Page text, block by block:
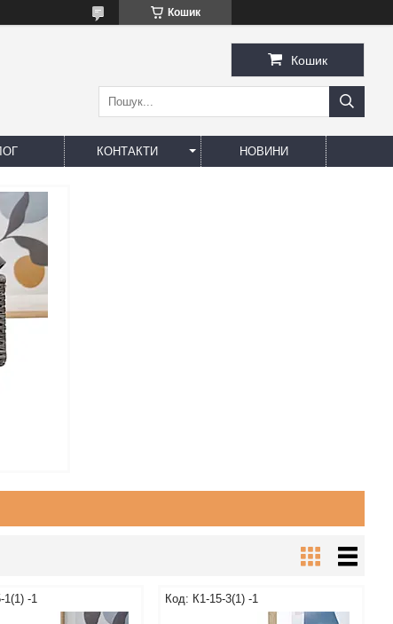
Кошик
Кошик
КОНТАКТИ НОВИНИ
1(1) -1 К1-15-3(1) -1